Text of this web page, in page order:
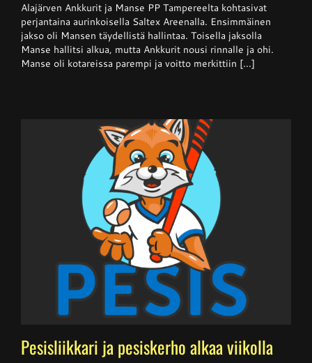
–
Ankkurit
nappasi
pisteen
hallitsevalta
mestarilta
Alajärven Ankkurit ja Manse PP Tampereelta kohtasivat
perjantaina aurinkoisella Saltex Areenalla. Ensimmäinen
jakso oli Mansen täydellistä hallintaa. Toisella jaksolla
Manse hallitsi alkua, mutta Ankkurit nousi rinnalle ja ohi.
Manse oli kotareissa parempi ja voitto merkittiin [...]
Pesisliikkari ja pesiskerho alkaa viikolla